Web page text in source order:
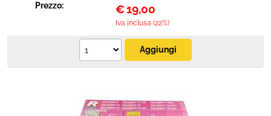
Prezzo:
€19,00
Iva inclusa (22%)